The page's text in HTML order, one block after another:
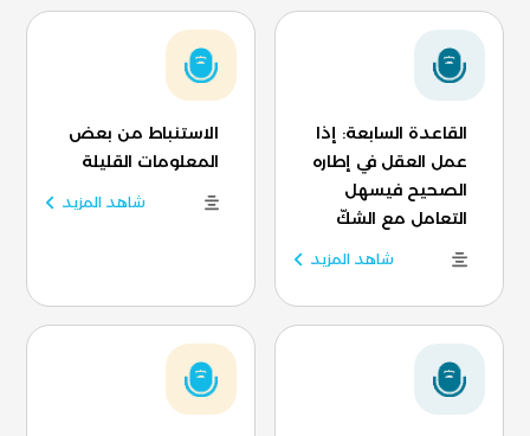
القاعدة السابعة: إذا
عمل العقل في إطاره
الصحيح فيسهل
التعامل مع الشكّ
شاهد المزيد
الاستنباط من بعض
المعلومات القليلة
شاهد المزيد